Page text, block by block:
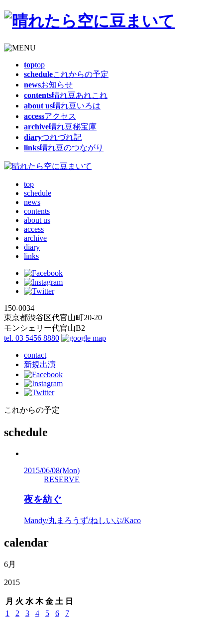
toptop
scheduleこれからの予定
newsお知らせ
contents晴れ豆あれこれ
about us晴れ豆いろは
accessアクセス
archive晴れ豆秘宝庫
diaryつれづれ記
links晴れ豆のつながり
top
schedule
news
contents
about us
access
archive
diary
links
150-0034
東京都渋谷区代官山町20-20
モンシェリー代官山B2
tel. 03 5456 8880
contact
新規出演
これからの予定
schedule
2015/06/08(Mon)
RESERVE
夜を紡ぐ
Mandy/丸まろうず/ねしいぷ/Kaco
calendar
6月
2015
月 火 水 木 金 土 日
1 2 3 4 5 6
7